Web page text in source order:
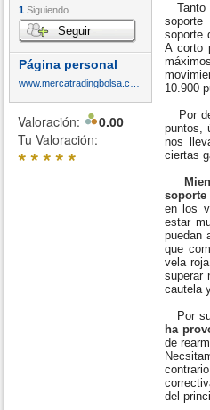
1 Siguiendo
Seguir
Página personal
Valoración:
0.00
Tu Valoración:
*****
Tanto
soporte
soporte
A corto
10.900
Por
puntos,
nos
ciertas
soporte
en los
estar
puedan
que
vela
superar
cautela
Por
ha
de
del